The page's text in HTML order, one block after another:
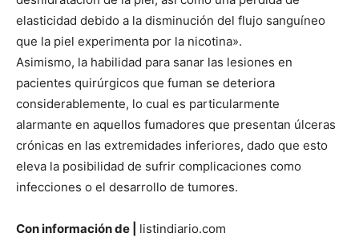
elasticidad debido a la disminución del flujo sanguíneo
que la piel experimenta por la nicotina».
Asimismo, la habilidad para sanar las lesiones en
pacientes quirúrgicos que fuman se deteriora
considerablemente, lo cual es particularmente
alarmante en aquellos fumadores que presentan úlceras
crónicas en las extremidades inferiores, dado que esto
eleva la posibilidad de sufrir complicaciones como
infecciones o el desarrollo de tumores.
Con información de | listindiario.com